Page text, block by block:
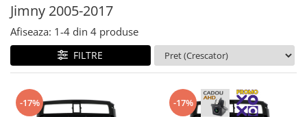
Audi
Mercedes Benz
Ford
Skoda
Jimny 2005-2017
Afiseaza: 1-4 din 4 produse
FILTRE
-17% -17%